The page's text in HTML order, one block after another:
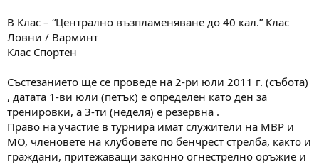
В Клас – “Централно възпламеняване до 40 кал.” Клас
Ловни / Варминт
Клас Спортен
Състезанието ще се проведе на 2-ри юли 2011 г. (събота)
, датата 1-ви юли (петък) е определен като ден за
тренировки, а 3-ти (неделя) е резервна .
Право на участие в турнира имат служители на МВР и
МО, членовете на клубовете по бенчрест стрелба, както и
граждани, притежаващи законно огнестрелно оръжие и